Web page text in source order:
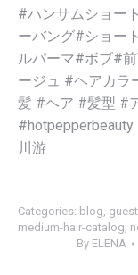
#ハンサムショー
ーバング#ショー
ルパーマ#ボブ#
ージュ #ヘアカラ
髪 #ヘア #髪型 #
川游
Categories: blog
medium-hair-catalog
By ELENA